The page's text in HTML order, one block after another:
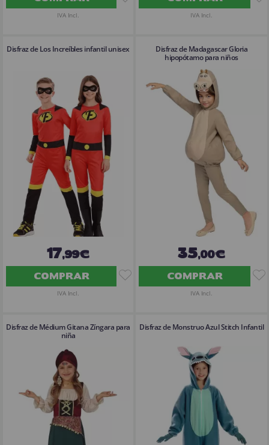
IVA Incl. IVA Incl.
Disfraz de Los Increíbles infantil unisex
17,99€
COMPRAR
IVA Incl.
Disfraz de Madagascar Gloria
hipopótamo para niños
35,00€
COMPRAR
IVA Incl.
Disfraz de Médium Gitana Zíngara para
niña
Disfraz de Monstruo Azul Stitch Infantil